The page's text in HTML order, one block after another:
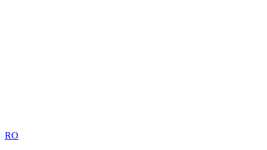
RO